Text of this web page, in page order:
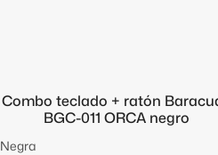
Combo teclado + ratón
BGC-011 ORCA negro
Negra